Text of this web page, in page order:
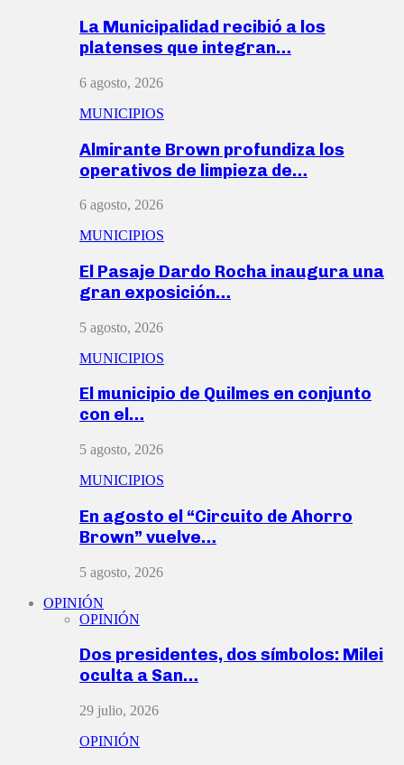
La Municipalidad recibió a los
platenses que integran…
6 agosto, 2026
MUNICIPIOS
Almirante Brown profundiza los
operativos de limpieza de…
6 agosto, 2026
MUNICIPIOS
El Pasaje Dardo Rocha inaugura una
gran exposición…
5 agosto, 2026
MUNICIPIOS
El municipio de Quilmes en conjunto
con el…
5 agosto, 2026
MUNICIPIOS
En agosto el “Circuito de Ahorro
Brown” vuelve…
5 agosto, 2026
OPINIÓN
OPINIÓN
Dos presidentes, dos símbolos: Milei
oculta a San…
29 julio, 2026
OPINIÓN